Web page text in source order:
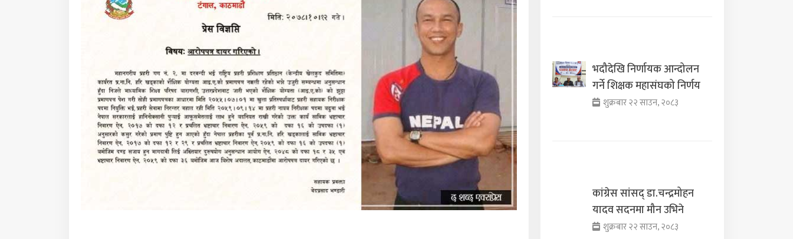
भदौदेखि निर्णायक आन्दोलन
गर्ने शिक्षक महासंघको निर्णय
शुक्रबार २२ साउन, २०८३
कांग्रेस सांसद् डा‍‍.चन्द्रमोहन
यादव सदनमा मौन उभिने
शुक्रबार २२ साउन, २०८३